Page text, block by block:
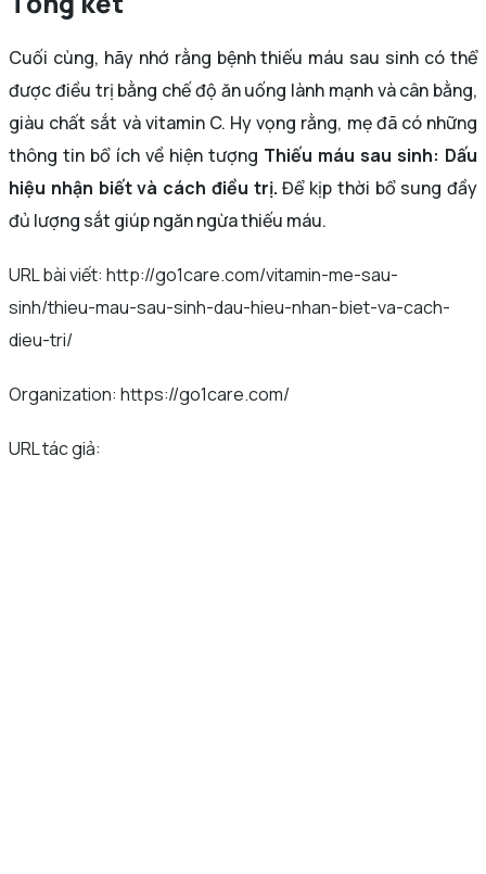
Cuối cùng, hãy nhớ rằng bệnh thiếu máu sau sinh có thể
được điều trị bằng chế độ ăn uống lành mạnh và cân bằng,
giàu chất sắt và vitamin C. Hy vọng rằng, mẹ đã có những
thông tin bổ ích về hiện tượng Thiếu máu sau sinh: Dấu
hiệu nhận biết và cách điều trị.Để kịp thời bổ sung đầy
đủ lượng sắt giúp ngăn ngừa thiếu máu.
URL bài viết: http://go1care.com/vitamin-me-sau-
sinh/thieu-mau-sau-sinh-dau-hieu-nhan-biet-va-cach-
dieu-tri/
Organization: https://go1care.com/
URL tác giả: